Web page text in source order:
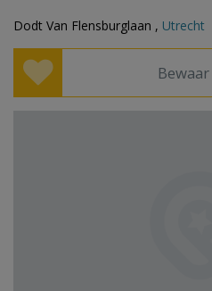
Dodt Van Flensburglaan , Utrecht